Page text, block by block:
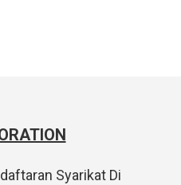
Syarikat Di